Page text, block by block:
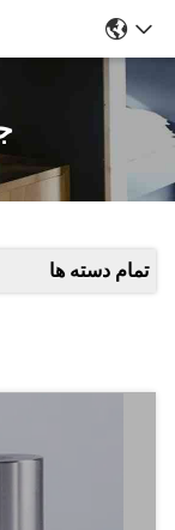
تمام دسته ها